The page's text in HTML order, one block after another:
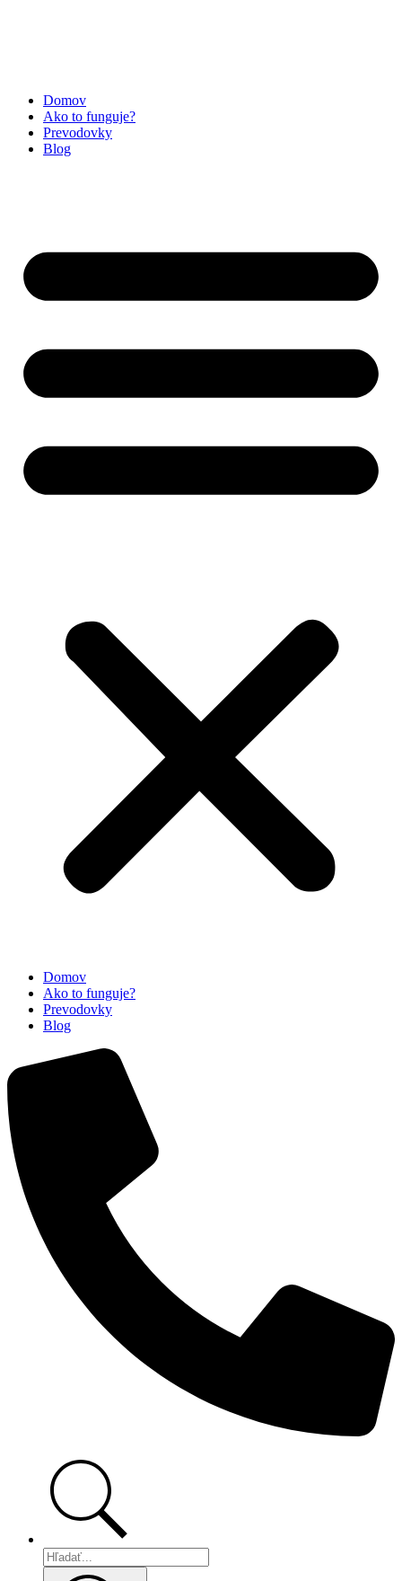
Domov
Ako to funguje?
Prevodovky
Blog
Domov
Ako to funguje?
Prevodovky
Blog